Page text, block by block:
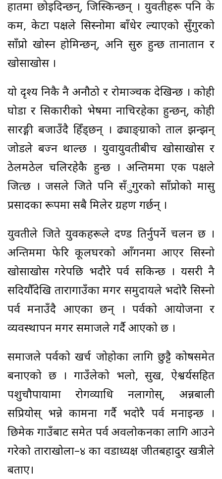
हातमा छोइदिन्छन्, जिस्किन्छन् । युवतीहरू पनि के
कम, केटा पक्षले सिस्नोमा बाँधेर ल्याएको सुँगुरको
साँप्रो खोस्न होमिन्छन्, अनि सुरु हुन्छ तानातान र
खोसाखोस ।
यो दृश्य निकै नै अनौठो र रोमाञ्चक देखिन्छ । कोही
घोडा र सिकारीको भेषमा नाचिरहेका हुन्छन्, कोही
सारङ्गी बजाउँदै हिँड्छन् । ढ्याङ्ग्राको ताल झन्झन्
जोडले बज्न थाल्छ । युवायुवतीबीच खोसाखोस र
ठेलमठेल चलिरहेकै हुन्छ । अन्तिममा एक पक्षले
जित्छ । जसले जिते पनि सँुगुरको साँप्रोको मासु
प्रसादका रूपमा सबै मिलेर ग्रहण गर्छन् ।
युवतीले जिते युवकहरूले दण्ड तिर्नुपर्ने चलन छ ।
अन्तिममा फेरि कूलघरको आँगनमा आएर सिस्नो
खोसाखोस गरेपछि भदौरे पर्व सकिन्छ । यसरी नै
सदियौँदेखि तारागाउँका मगर समुदायले भदोरै सिस्नो
पर्व मनाउँदै आएका छन् । पर्वको आयोजना र
व्यवस्थापन मगर समाजले गर्दै आएको छ ।
समाजले पर्वको खर्च जोहोका लागि छुट्टै कोषसमेत
बनाएको छ । गाउँलेको भलो, सुख, ऐश्वर्यसहित
पशुचौपायामा रोगव्याधि नलागोस्, अन्नबाली
सप्रियोस् भन्ने कामना गर्दै भदोरै पर्व मनाइन्छ ।
छिमेकी गाउँबाट समेत पर्व अवलोकनका लागि आउने
गरेको ताराखोला–४ का वडाध्यक्ष जीतबहादुर खत्रीले
बताए।